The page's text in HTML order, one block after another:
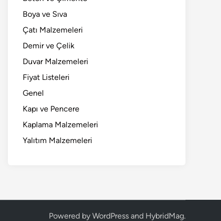
Boya ve Sıva
Çatı Malzemeleri
Demir ve Çelik
Duvar Malzemeleri
Fiyat Listeleri
Genel
Kapı ve Pencere
Kaplama Malzemeleri
Yalıtım Malzemeleri
Powered by WordPress and HybridMag.